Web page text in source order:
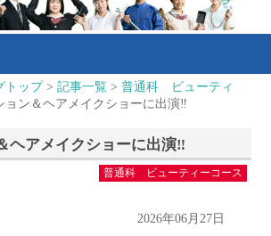
トップ>記事一覧 >普通科 ビューティ
ョン＆ヘアメイクショーに出演‼
ヘアメイクショーに出演‼
普通科 ビューティーコース
2026年06月27日